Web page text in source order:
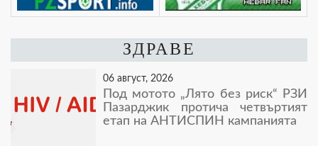
ЗДРАВЕ
06 август, 2026
Под мотото „Лято без риск“ РЗИ
Пазарджик протича четвъртият
етап на АНТИСПИН кампанията